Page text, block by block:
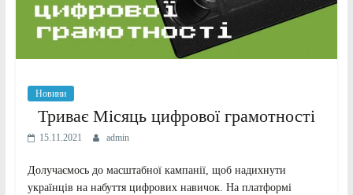
Новини
Триває Місяць цифрової грамотності
15.11.2021 admin
Долучаємось до масштабної кампанії, щоб надихнути
українців на набуття цифрових навичок. На платформі